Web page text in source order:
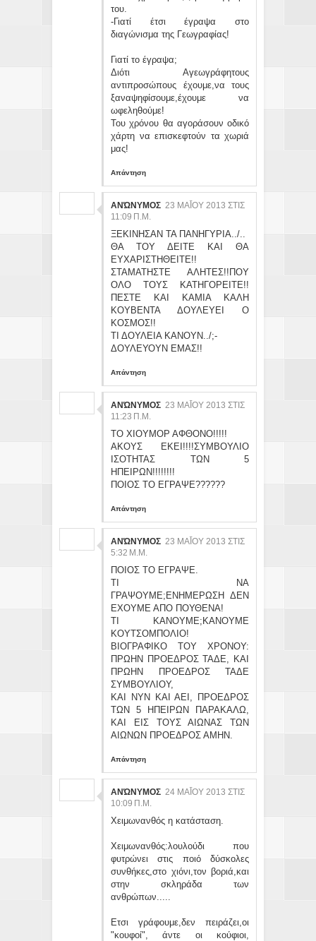
του.
-Γιατί έτσι έγραψα στο
διαγώνισμα της Γεωγραφίας!
Γιατί το έγραψα;
Διότι Αγεωγράφητους
αντιπροσώπους έχουμε,να τους
ξαναψηφίσουμε,έχουμε να
ωφεληθούμε!
Του χρόνου θα αγοράσουν οδικό
χάρτη να επισκεφτούν τα χωριά
μας!
Απάντηση
ΑΝΏΝΥΜΟΣ 23 ΜΑΪ́ΟΥ 2013 ΣΤΙΣ 11
:09 Π.Μ.
ΞΕΚΙΝΗΣΑΝ ΤΑ ΠΑΝΗΓΥΡΙΑ../..
ΘΑ ΤΟΥ ΔΕΙΤΕ ΚΑΙ ΘΑ
ΕΥΧΑΡΙΣΤΗΘΕΙΤΕ!!
ΣΤΑΜΑΤΗΣΤΕ ΑΛΗΤΕΣ!!ΠΟΥ
ΟΛΟ ΤΟΥΣ ΚΑΤΗΓΟΡΕΙΤΕ!!
ΠΕΣΤΕ ΚΑΙ ΚΑΜΙΑ ΚΑΛΗ
ΚΟΥΒΕΝΤΑ ΔΟΥΛΕΥΕΙ Ο
ΚΟΣΜΟΣ!!
ΤΙ ΔΟΥΛΕΙΑ ΚΑΝΟΥΝ../;-
ΔΟΥΛΕΥΟΥΝ ΕΜΑΣ!!
Απάντηση
ΑΝΏΝΥΜΟΣ 23 ΜΑΪ́ΟΥ 2013 ΣΤΙΣ 11
:23 Π.Μ.
ΤΟ ΧΙΟΥΜΟΡ ΑΦΘΟΝΟ!!!!!
ΑΚΟΥΣ ΕΚΕΙ!!!!ΣΥΜΒΟΥΛΙΟ
ΙΣΟΤΗΤΑΣ ΤΩΝ 5
ΗΠΕΙΡΩΝ!!!!!!!!
ΠΟΙΟΣ ΤΟ ΕΓΡΑΨΕ??????
Απάντηση
ΑΝΏΝΥΜΟΣ 23 ΜΑΪ́ΟΥ 2013 ΣΤΙΣ 5:
32 Μ.Μ.
ΠΟΙΟΣ ΤΟ ΕΓΡΑΨΕ.
ΤΙ ΝΑ
ΓΡΑΨΟΥΜΕ;ΕΝΗΜΕΡΩΣΗ ΔΕΝ
ΕΧΟΥΜΕ ΑΠΟ ΠΟΥΘΕΝΑ!
ΤΙ ΚΑΝΟΥΜΕ;ΚΑΝΟΥΜΕ
ΚΟΥΤΣΟΜΠΟΛΙΟ!
ΒΙΟΓΡΑΦΙΚΟ ΤΟΥ ΧΡΟΝΟΥ:
ΠΡΩΗΝ ΠΡΟΕΔΡΟΣ ΤΑΔΕ, ΚΑΙ
ΠΡΩΗΝ ΠΡΟΕΔΡΟΣ ΤΑΔΕ
ΣΥΜΒΟΥΛΙΟΥ,
ΚΑΙ ΝΥΝ ΚΑΙ ΑΕΙ, ΠΡΟΕΔΡΟΣ
ΤΩΝ 5 ΗΠΕΙΡΩΝ ΠΑΡΑΚΑΛΩ,
ΚΑΙ ΕΙΣ ΤΟΥΣ ΑΙΩΝΑΣ ΤΩΝ
ΑΙΩΝΩΝ ΠΡΟΕΔΡΟΣ ΑΜΗΝ.
Απάντηση
ΑΝΏΝΥΜΟΣ 24 ΜΑΪ́ΟΥ 2013 ΣΤΙΣ 10
:09 Π.Μ.
Χειμωνανθός η κατάσταση.
Χειμωνανθός:λουλούδι που
φυτρώνει στις ποιό δύσκολες
συνθήκες,στο χιόνι,τον βοριά,και
στην σκληράδα των
ανθρώπων.....
Ετσι γράφουμε,δεν πειράζει,οι
"κουφοί", άντε οι κούφιοι,